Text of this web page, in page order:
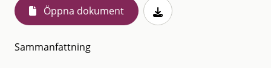
Öppna dokument
Sammanfattning